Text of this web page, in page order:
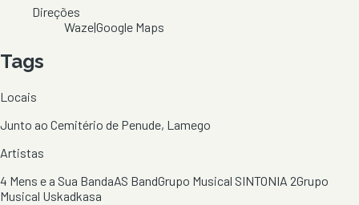
Direções
Waze|Google Maps
Tags
Locais
Junto ao Cemitério de Penude, Lamego
Artistas
4 Mens e a Sua BandaAS BandGrupo Musical SINTONIA 2Grupo
Musical Uskadkasa